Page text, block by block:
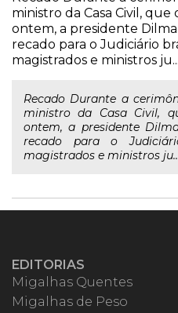
ministro da Casa Civil,
ontem, a presidente
recado para o Judiciário
magistrados e ministros ju...
Recado Durante a
ministro da Casa Civil,
ontem, a presidente
recado para o
magistrados e ministros
EDITORIAS
Migalhas Quentes
Migalhas de Peso